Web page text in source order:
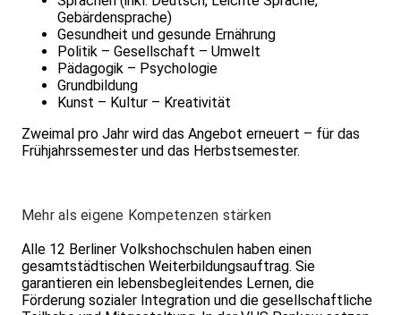
Gebärdensprache)
Gesundheit und gesunde Ernährung
Politik – Gesellschaft – Umwelt
Pädagogik – Psychologie
Grundbildung
Kunst – Kultur – Kreativität
Zweimal pro Jahr wird das Angebot erneuert – für das
Frühjahrssemester und das Herbstsemester.
Mehr als eigene Kompetenzen stärken
Alle 12 Berliner Volkshochschulen haben einen
gesamtstädtischen Weiterbildungsauftrag. Sie
garantieren ein lebensbegleitendes Lernen, die
Förderung sozialer Integration und die gesellschaftliche